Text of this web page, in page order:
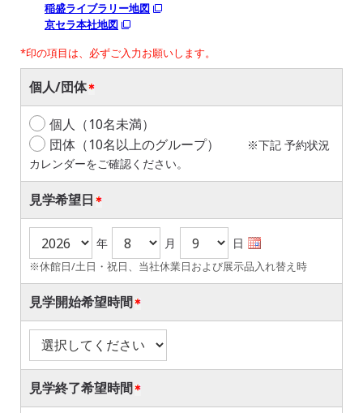
稲盛ライブラリー地図
京セラ本社地図
*印の項目は、必ずご入力お願いします。
個人/団体
個人（10名未満）
団体（10名以上のグループ）
※下記 予約状況
カレンダーをご確認ください。
見学希望日
年 月 日
※休館日/土日・祝日、当社休業日および展示品入れ替え時
見学開始希望時間
見学終了希望時間